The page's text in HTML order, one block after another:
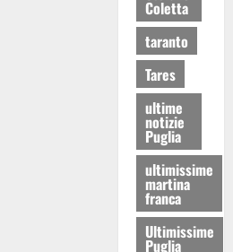
Coletta
taranto
Tares
ultime
notizie
Puglia
ultimissime
martina
franca
Ultimissime
Puglia